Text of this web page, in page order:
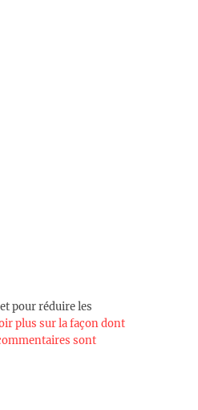
pour réduire les
plus sur la façon dont
sont